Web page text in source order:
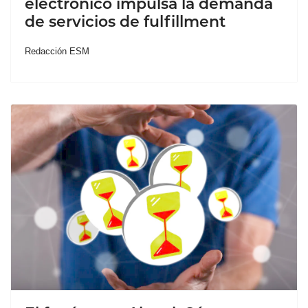
electrónico impulsa la demanda
de servicios de fulfillment
Redacción ESM